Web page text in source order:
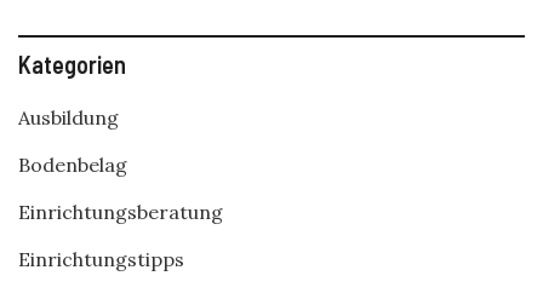
Kategorien
Ausbildung
Bodenbelag
Einrichtungsberatung
Einrichtungstipps